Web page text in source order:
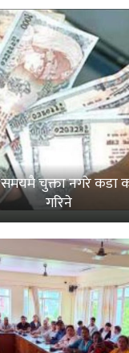
चुक्ता नगरे कडा
गरिने